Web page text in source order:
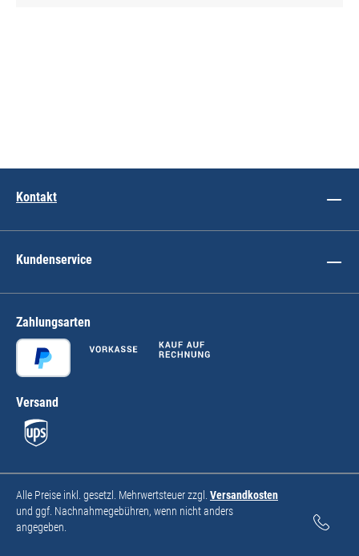
Kontakt
Kundenservice
Zahlungsarten
Versand
Alle Preise inkl. gesetzl. Mehrwertsteuer zzgl. Versandkosten
und ggf. Nachnahmegebühren, wenn nicht anders
angegeben.